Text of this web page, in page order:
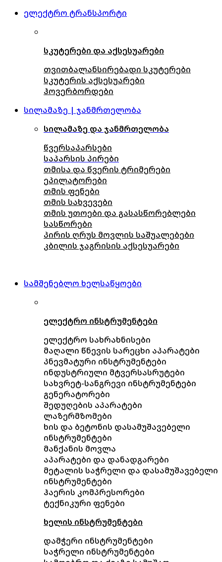
ელექტრო ტრანსპორტი
სკუტერები და აქსესუარები
თვითბალანსირებადი სკუტერები
სკუტერის აქსესუარები
ჰოვერბორდები
სილამაზე | ჯანმრთელობა
სილამაზე და ჯანმრთელობა
წვერსაპარსები
საპარსის პირები
თმისა და წვერის ტრიმერები
ეპილატორები
თმის ფენები
თმის სახვევები
თმის უთოები და გასასწორებლები
სასწორები
პირის ღრუს მოვლის საშუალებები
კბილის ჯაგრისის აქსესუარები
სამშენებლო ხელსაწყოები
ელექტრო ინსტრუმენტები
ელექტრო სახრახნისები
მაღალი წნევის სარეცხი აპარატები
პნევმატური ინსტრუმენტები
ინდუსტრიული მტვერსასრუტები
სახვრეტ-სანგრევი ინსტრუმენტები
გენერატორები
შედუღების აპარატები
ლაზერმზომები
ხის და ბეტონის დასამუშავებელი
ინსტრუმენტები
მანქანის მოვლა
აპარატები და დანადგარები
მეტალის საჭრელი და დასამუშავებელი
ინსტრუმენტები
ჰაერის კომპრესორები
ტექნიკური ფენები
ხელის ინსტრუმენტები
დამჭერი ინსტრუმენტები
საჭრელი ინსტრუმენტები